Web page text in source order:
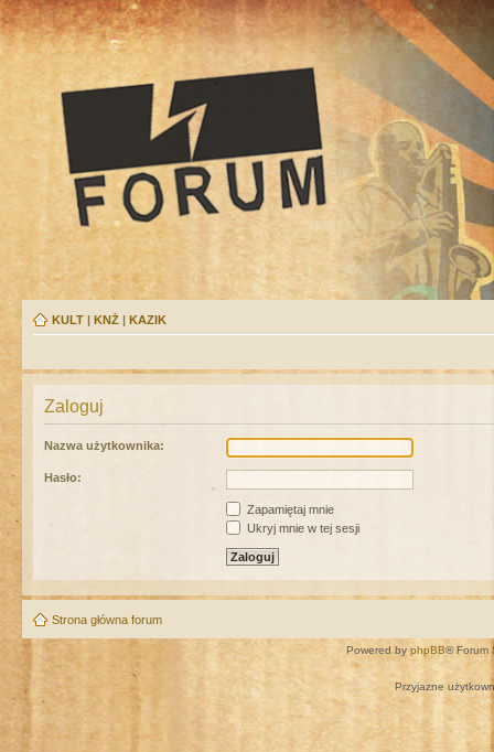
KULT | KNŻ | KAZIK
Zaloguj
Nazwa użytkownika:
Hasło:
Zapamiętaj mnie
Ukryj mnie w tej sesji
Strona główna forum
Powered by phpBB® Forum
Przyjazne